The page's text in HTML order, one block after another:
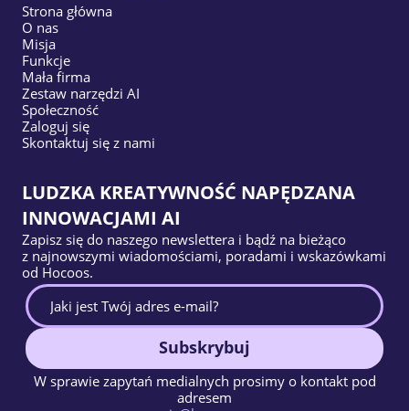
Strona główna
O nas
Misja
Funkcje
Mała firma
Zestaw narzędzi AI
Społeczność
Zaloguj się
Skontaktuj się z nami
LUDZKA KREATYWNOŚĆ NAPĘDZANA
INNOWACJAMI AI
Zapisz się do naszego newslettera i bądź na bieżąco
z najnowszymi wiadomościami, poradami i wskazówkami
od Hocoos.
Subskrybuj
W sprawie zapytań medialnych prosimy o kontakt pod
adresem